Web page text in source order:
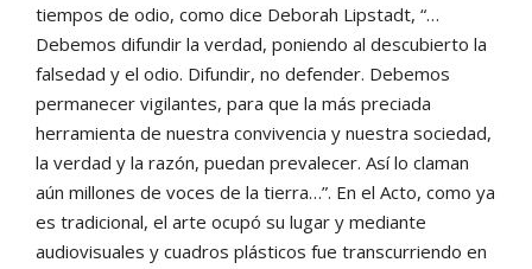
tiempos de odio, como dice Deborah Lipstadt, “…
Debemos difundir la verdad, poniendo al descubierto la
falsedad y el odio. Difundir, no defender. Debemos
permanecer vigilantes, para que la más preciada
herramienta de nuestra convivencia y nuestra sociedad,
la verdad y la razón, puedan prevalecer. Así lo claman
aún millones de voces de la tierra…”. En el Acto, como ya
es tradicional, el arte ocupó su lugar y mediante
audiovisuales y cuadros plásticos fue transcurriendo en